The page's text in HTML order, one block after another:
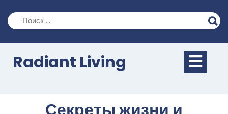
содержимому
Radiant Living